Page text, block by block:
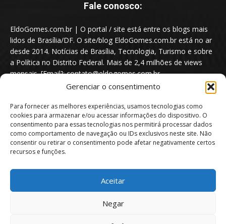
Gerenciar o consentimento
Para fornecer as melhores experiências, usamos tecnologias como
cookies para armazenar e/ou acessar informações do dispositivo. O
consentimento para essas tecnologias nos permitirá processar dados
como comportamento de navegação ou IDs exclusivos neste site. Não
consentir ou retirar o consentimento pode afetar negativamente certos
recursos e funções.
Aceitar
Negar
Fale conosco:
EldoGomes.com.br | O portal / site está entre os blogs mais
lidos de Brasília/DF. O site/blog EldoGomes.com.br está no ar
desde 2014. Notícias de Brasília, Tecnologia, Turismo e sobre
a Política no Distrito Federal. Mais de 2,4 milhões de views
mensais. [Email]: contato@eldogomes.com.br
Portal EldoGomes.com.br | Entre os Blogs mais lidos de Brasília/DF. |